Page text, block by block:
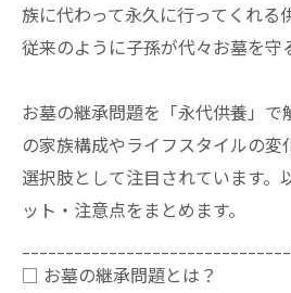
族に代わって永久に行ってくれる
従来のように子孫が代々お墓を守
お墓の継承問題を「永代供養」
の家族構成やライフスタイルの
選択肢として注目されています。
ット・注意点をまとめます。
□ お墓の継承問題とは？